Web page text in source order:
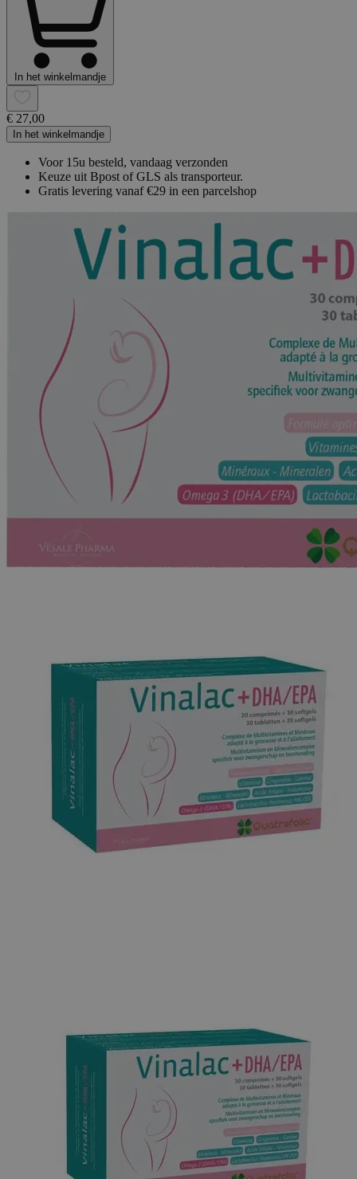
In het winkelmandje
€ 27,00
In het winkelmandje
Voor 15u besteld, vandaag verzonden
Keuze uit Bpost of GLS als transporteur.
Gratis levering vanaf €29 in een parcelshop